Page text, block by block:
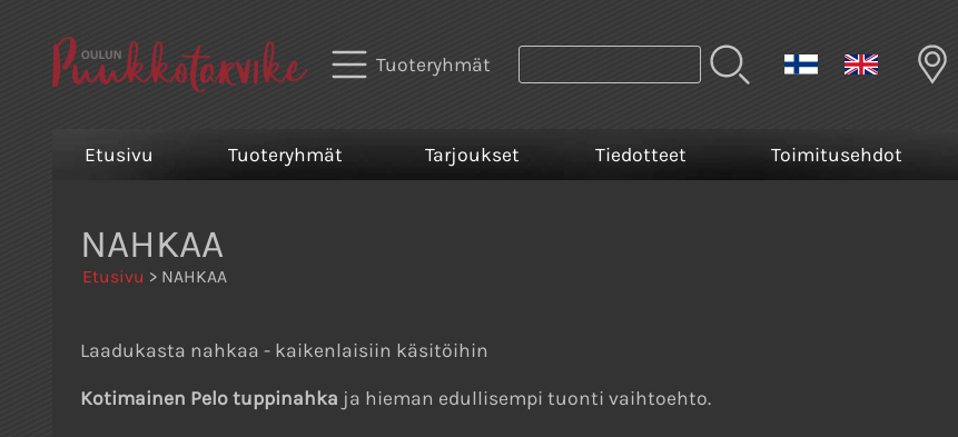
Tuoteryhmät
Etusivu Tuoteryhmät Tarjoukset Tiedotteet Toimitusehdot
NAHKAA
Etusivu > NAHKAA
Laadukasta nahkaa - kaikenlaisiin käsitöihin
Kotimainen Pelo tuppinahka ja hieman edullisempi tuonti vaihtoehto.